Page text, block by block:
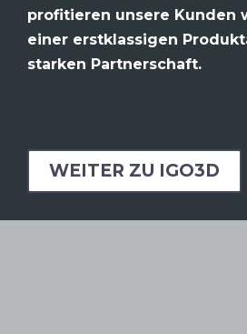
profitieren unsere Kunden
einer erstklassigen
starken Partnerschaft.
WEITER ZU IGO3D